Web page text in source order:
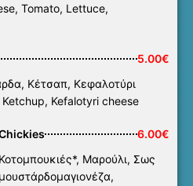
Tomato, Lettuce,
5.00€
Κέτσαπ, Κεφαλοτύρι
Kefalotyri cheese
6.00€
Κοτομπουκιές*, Μαρούλι, Σως
μουστάρδομαγιονέζα,